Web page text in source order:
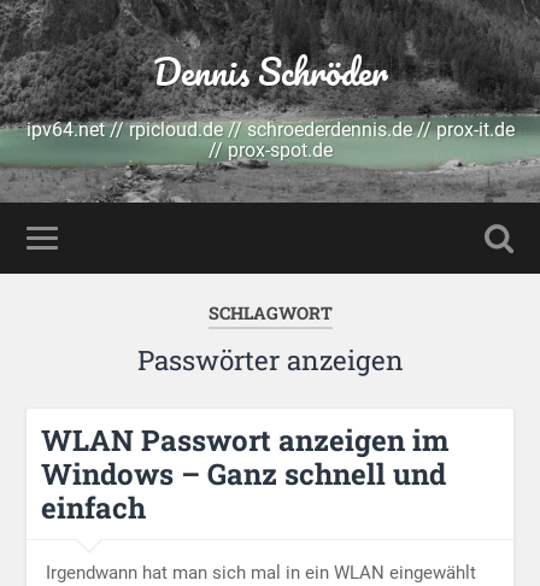
Dennis Schröder
ipv64.net // rpicloud.de // schroederdennis.de // prox-it.de
// prox-spot.de
SCHLAGWORT
Passwörter anzeigen
WLAN Passwort anzeigen im
Windows – Ganz schnell und
einfach
Irgendwann hat man sich mal in ein WLAN eingewählt